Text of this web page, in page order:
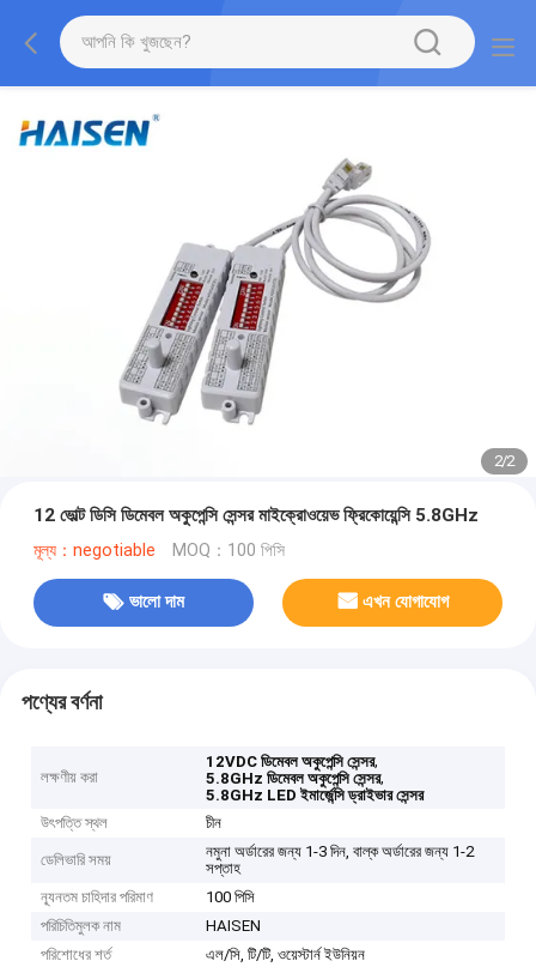
2/2
12 ভোল্ট ডিসি ডিমেবল অকুপেন্সি সেন্সর মাইক্রোওয়েভ ফ্রিকোয়েন্সি 5.8GHz
মূল্য：negotiable MOQ：100 পিসি
ভালো দাম এখন যোগাযোগ
পণ্যের বর্ণনা
লক্ষণীয় করা
12VDC ডিমেবল অকুপেন্সি সেন্সর,
5.8GHz ডিমেবল অকুপেন্সি সেন্সর,
5.8GHz LED ইমার্জেন্সি ড্রাইভার সেন্সর
উৎপত্তি স্থল
চীন
ডেলিভারি সময়
নমুনা অর্ডারের জন্য 1-3 দিন, বাল্ক অর্ডারের জন্য 1-2
সপ্তাহ
ন্যূনতম চাহিদার পরিমাণ
100 পিসি
পরিচিতিমুলক নাম
HAISEN
পরিশোধের শর্ত
এল/সি, টি/টি, ওয়েস্টার্ন ইউনিয়ন